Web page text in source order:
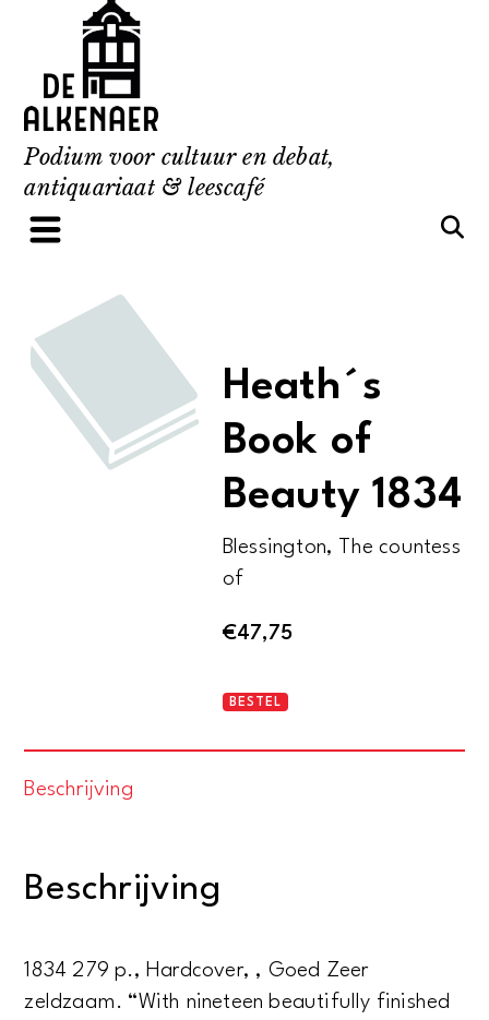
content
Podium voor cultuur en debat,
antiquariaat & leescafé
Heath´s
Book of
Beauty 1834
Blessington, The countess
of
€47,75
Heath
BESTEL
Beschrijving
Beschrijving
1834 279 p., Hardcover, , Goed Zeer
zeldzaam. “With nineteen beautifully finished